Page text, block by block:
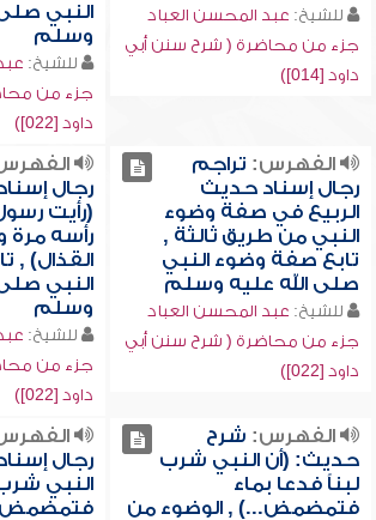
للشيخ: عبد المحسن العباد
جزء من محاضرة ( شرح سنن أبي
داود [014])
النبي
وسلم
للشيخ:
جزء من
داود [022])
الفهرس: تراجم
رجال إسناد حديث
الربيع في صفة وضوء
النبي من طريق ثالثة ,
تابع صفة وضوء النبي
صلى الله عليه وسلم
للشيخ: عبد المحسن العباد
جزء من محاضرة ( شرح سنن أبي
داود [022])
رجال
(رأيت
رأسه مرة
القذال) ,
النبي
وسلم
للشيخ:
جزء من
داود [022])
الفهرس: شرح
حديث: (أن النبي شرب
لبناً فدعا بماء
فتمضمض...) , الوضوء من
رجال
النبي